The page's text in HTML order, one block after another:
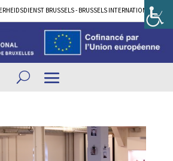
BRUSSELS - BRUSSELS INTERNATIONAL